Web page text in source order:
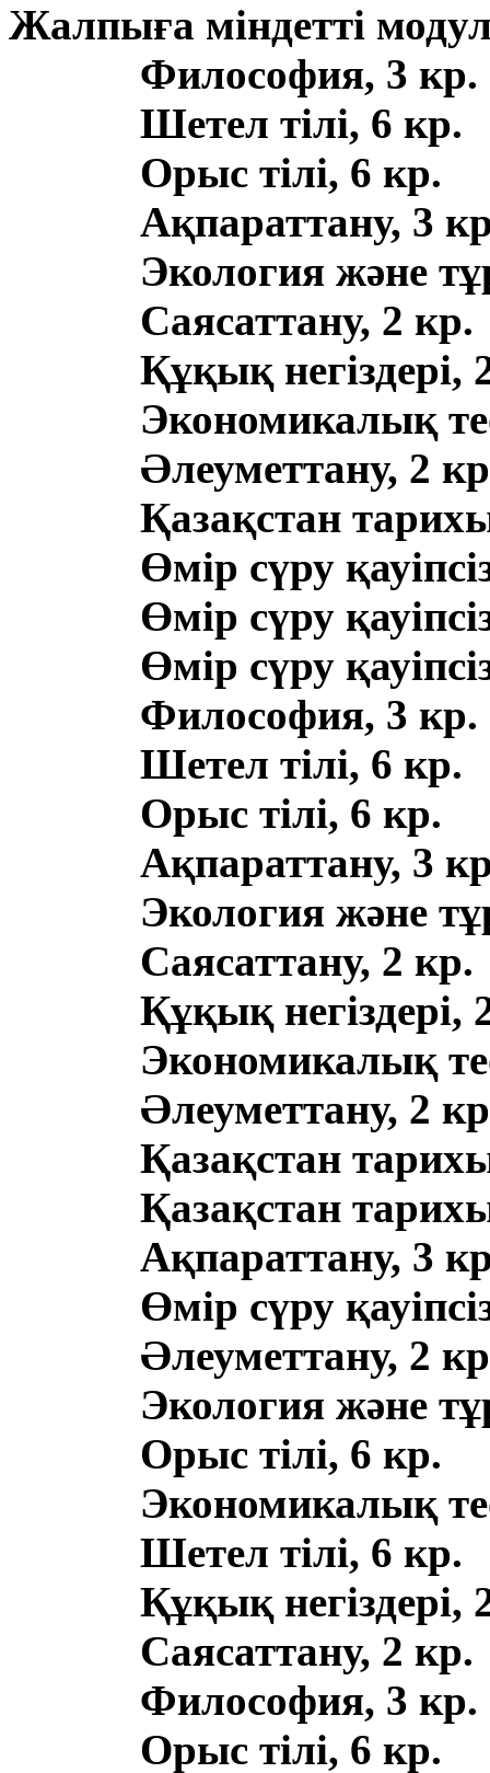
Жалпыға міндетті
Философия, 3 кр.
Шетел тілі, 6 кр.
Орыс тілі, 6 кр.
Ақпараттану, 3
Экология және
Саясаттану, 2 кр.
Құқық негіздері,
Экономикалық
Әлеуметтану, 2
Қазақстан
Өмір сүру
Өмір сүру
Өмір сүру
Философия, 3 кр.
Шетел тілі, 6 кр.
Орыс тілі, 6 кр.
Ақпараттану, 3
Экология және
Саясаттану, 2 кр.
Құқық негіздері,
Экономикалық
Әлеуметтану, 2
Қазақстан
Қазақстан
Ақпараттану, 3
Өмір сүру
Әлеуметтану, 2
Экология және
Орыс тілі, 6 кр.
Экономикалық
Шетел тілі, 6 кр.
Құқық негіздері,
Саясаттану, 2 кр.
Философия, 3 кр.
Орыс тілі, 6 кр.